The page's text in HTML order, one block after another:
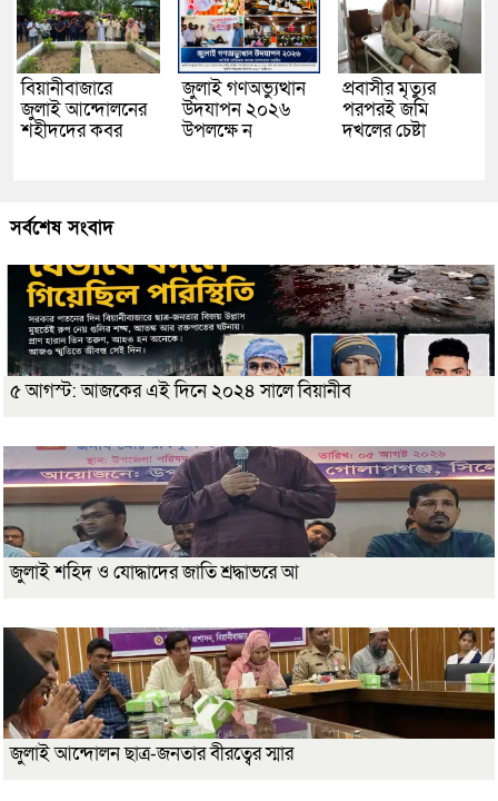
বিয়ানীবাজারে
জুলাই আন্দোলনের
শহীদদের কবর
জুলাই গণঅভ্যুত্থান
উদযাপন ২০২৬
উপলক্ষে ন
প্রবাসীর মৃত্যুর
পরপরই জমি
দখলের চেষ্টা
সর্বশেষ সংবাদ
৫ আগস্ট: আজকের এই দিনে ২০২৪ সালে বিয়ানীব
জুলাই শহিদ ও যোদ্ধাদের জাতি শ্রদ্ধাভরে আ
জুলাই আন্দোলন ছাত্র-জনতার বীরত্বের স্মার